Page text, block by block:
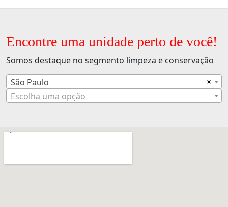
Encontre uma unidade perto de você!
Somos destaque no segmento limpeza e conservação
×
São Paulo
Escolha uma opção